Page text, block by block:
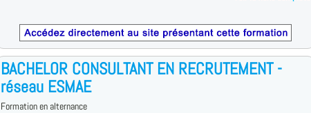
BACHELOR CONSULTANT EN RECRUTEMENT -
réseau ESMAE
Formation en alternance